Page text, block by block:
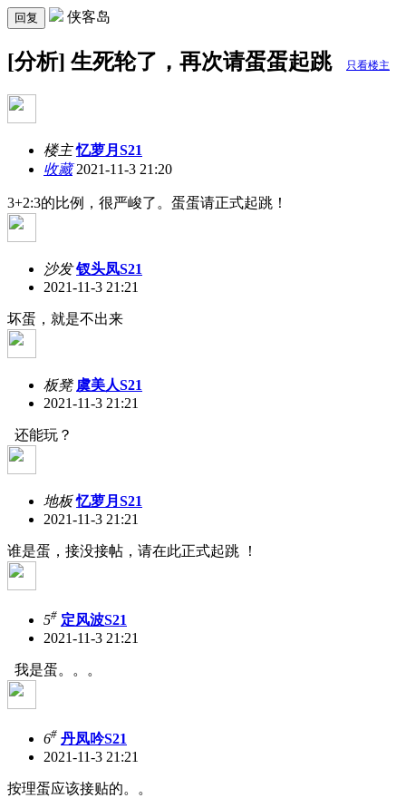
回复 侠客岛
[分析] 生死轮了，再次请蛋蛋起跳 只看楼主
楼主 忆萝月S21
收藏2021-11-3 21:20
3+2:3的比例，很严峻了。蛋蛋请正式起跳！
沙发 钗头凤S21
2021-11-3 21:21
坏蛋，就是不出来
板凳 虞美人S21
2021-11-3 21:21
还能玩？
地板 忆萝月S21
2021-11-3 21:21
谁是蛋，接没接帖，请在此正式起跳 ！
5# 定风波S21
2021-11-3 21:21
我是蛋。。。
6# 丹凤吟S21
2021-11-3 21:21
按理蛋应该接贴的。。